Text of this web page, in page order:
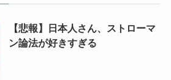
【悲報】日本人さん、ストローマ
ン論法が好きすぎる